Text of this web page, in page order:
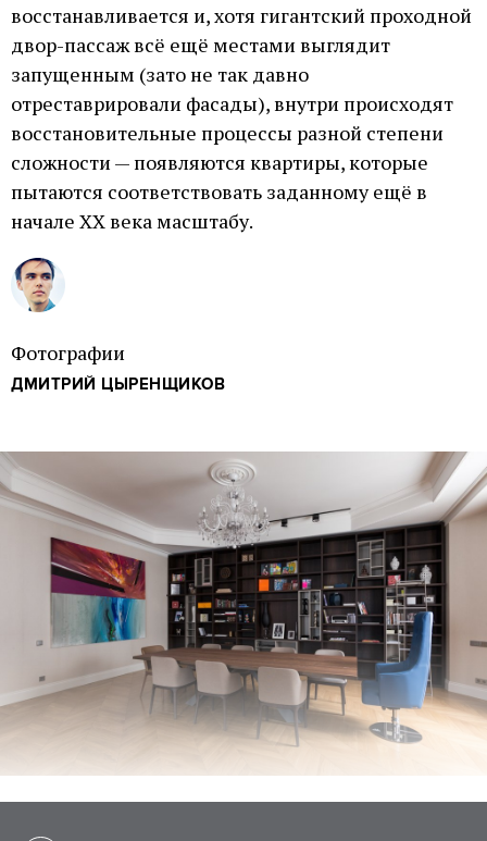
восстанавливается и, хотя гигантский проходной
двор-пассаж всё ещё местами выглядит
запущенным (зато не так давно
отреставрировали фасады), внутри происходят
восстановительные процессы разной степени
сложности — появляются квартиры, которые
пытаются соответствовать заданному ещё в
начале XX века масштабу.
Фотографии
ДМИТРИЙ ЦЫРЕНЩИКОВ